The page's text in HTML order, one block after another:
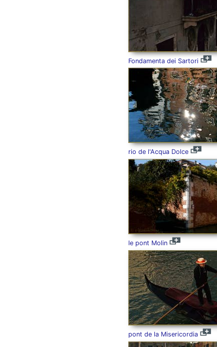
Fondamenta dei Sartori
rio de l'Acqua Dolce
le pont Molin
pont de la Misericordia